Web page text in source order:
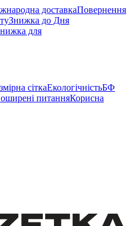
доставкаПовернення
Знижка до Дня
для
сіткаЕкологічністьБФ
питанняКорисна